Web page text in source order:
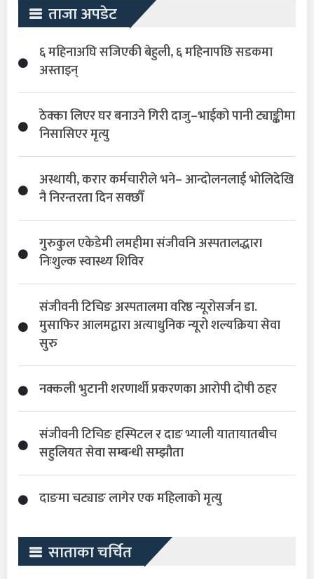
ताजा अपडेट
६ महिनाअघि सजिएकी बेहुली, ६ महिनापछि सडकमा
अस्ताइन्
ठेक्का लिएर घर बनाउने गिरी दाजु–भाईको पानी ट्याङ्कीमा
निसासिएर मृत्यु
अस्थायी, करार कर्मचारीले भने– आन्दोलनलाई भोलिदेखि
नै निरन्तरता दिन सक्छौँ
गुरुकुल एकेडेमी लमहीमा संजीवनि अस्पतालद्धारा
निःशुल्क स्वास्थ्य शिविर
संजीवनी टिचिङ अस्पतालमा वरिष्ठ न्यूरोसर्जन डा.
मुसाफिर आलमद्वारा अत्याधुनिक न्यूरो शल्यक्रिया सेवा
सुरु
नक्कली भुटानी शरणार्थी प्रकरणका आरोपी दोषी ठहर
संजीवनी टिचिङ हस्पिटल र दाङ भ्याली यातायातबीच
सहुलियत सेवा सम्बन्धी सम्झौता
दाङमा चट्याङ लागेर एक महिलाको मृत्यु
साताका चर्चित